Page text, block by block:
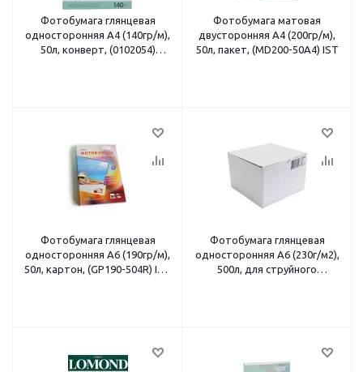
Фотобумага глянцевая
односторонняя A4 (140гр/м),
50л, конверт, (0102054)
Фотобумага матовая
двусторонняя A4 (200гр/м),
50л, пакет, (MD200-50A4) IST
Фотобумага глянцевая
односторонняя A6 (190гр/м),
50л, картон, (GP190-504R) IST
Фотобумага глянцевая
односторонняя A6 (230г/м2),
500л, для струйного